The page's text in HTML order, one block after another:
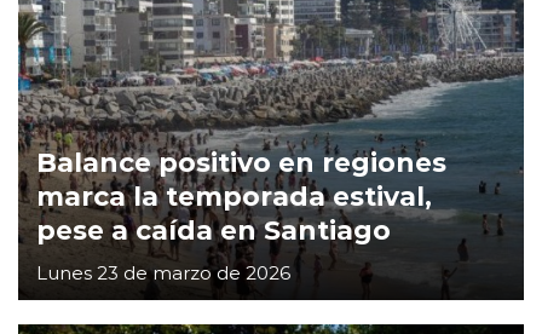
Balance positivo en regiones
marca la temporada estival,
pese a caída en Santiago
Lunes 23 de marzo de 2026